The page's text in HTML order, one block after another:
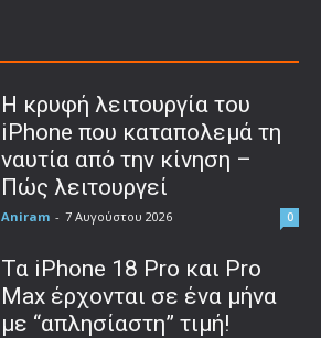
Η κρυφή λειτουργία του
iPhone που καταπολεμά τη
ναυτία από την κίνηση –
Πώς λειτουργεί
Aniram - 7 Αυγούστου 2026 0
Τα iPhone 18 Pro και Pro
Max έρχονται σε ένα μήνα
με “απλησίαστη” τιμή!